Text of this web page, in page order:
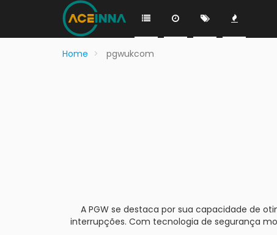
Home pgwukcom
A PGW se destaca por sua capacidade de
interrupções. Com tecnologia de segurança